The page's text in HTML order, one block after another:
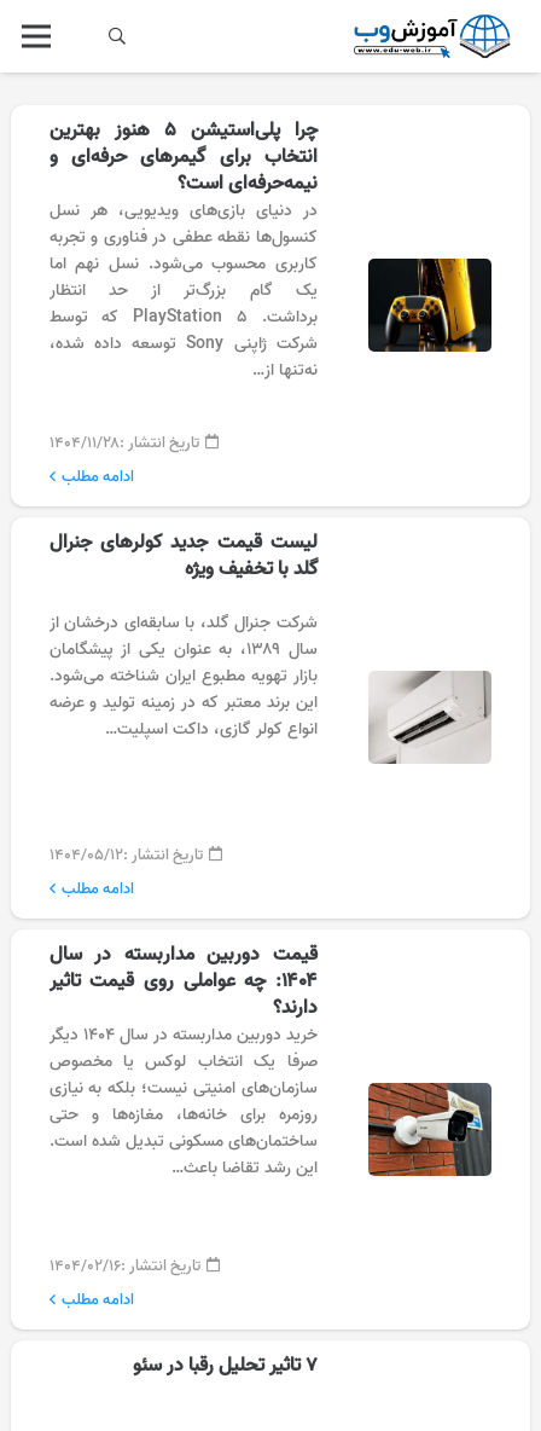
چرا پلی‌استیشن ۵ هنوز بهترین
انتخاب برای گیمرهای حرفه‌ای و
نیمه‌حرفه‌ای است؟
در دنیای بازی‌های ویدیویی، هر نسل
کنسول‌ها نقطه عطفی در فناوری و تجربه
کاربری محسوب می‌شود. نسل نهم اما
یک گام بزرگ‌تر از حد انتظار
برداشت. PlayStation 5 که توسط
شرکت ژاپنی Sony توسعه داده شده،
نه‌تنها از…
تاریخ انتشار :۱۴۰۴/۱۱/۲۸
ادامه مطلب
لیست قیمت جدید کولرهای جنرال
گلد با تخفیف ویژه
شرکت جنرال گلد، با سابقه‌ای درخشان از
سال ۱۳۸۹، به عنوان یکی از پیشگامان
بازار تهویه مطبوع ایران شناخته می‌شود.
این برند معتبر که در زمینه تولید و عرضه
انواع کولر گازی، داکت اسپلیت…
تاریخ انتشار :۱۴۰۴/۰۵/۱۲
ادامه مطلب
قیمت دوربین مداربسته در سال
۱۴۰۴: چه عواملی روی قیمت تاثیر
دارند؟
خرید دوربین مداربسته در سال ۱۴۰۴ دیگر
صرفا یک انتخاب لوکس یا مخصوص
سازمان‌های امنیتی نیست؛ بلکه به نیازی
روزمره برای خانه‌ها، مغازه‌ها و حتی
ساختمان‌های مسکونی تبدیل شده است.
این رشد تقاضا باعث…
تاریخ انتشار :۱۴۰۴/۰۲/۱۶
ادامه مطلب
۷ تاثیر تحلیل رقبا در سئو